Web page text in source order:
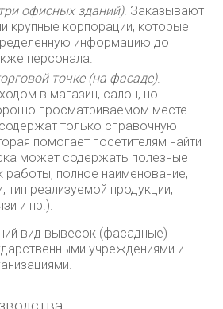
офисных зданий). Заказывают
крупные корпорации, которые
информацию до
персонала.
точке (на фасаде).
в магазин, салон, но
просматриваемом месте.
только справочную
помогает посетителям найти
может содержать полезные
работы, полное наименование,
тип реализуемой продукции,
и пр.).
вид вывесок (фасадные)
учреждениями и